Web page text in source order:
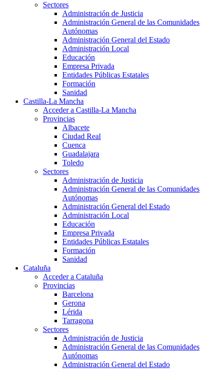
Sectores
Administración de Justicia
Administración General de las Comunidades
Autónomas
Administración General del Estado
Administración Local
Educación
Empresa Privada
Entidades Públicas Estatales
Formación
Sanidad
Castilla-La Mancha
Acceder a Castilla-La Mancha
Provincias
Albacete
Ciudad Real
Cuenca
Guadalajara
Toledo
Sectores
Administración de Justicia
Administración General de las Comunidades
Autónomas
Administración General del Estado
Administración Local
Educación
Empresa Privada
Entidades Públicas Estatales
Formación
Sanidad
Cataluña
Acceder a Cataluña
Provincias
Barcelona
Gerona
Lérida
Tarragona
Sectores
Administración de Justicia
Administración General de las Comunidades
Autónomas
Administración General del Estado